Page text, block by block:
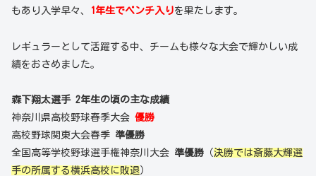
もあり入学早々、
1年生でベンチ入りを果たします。
レギュラーとして活躍する中、チームも様々な大会で輝かしい成
績をおさめました。
森下翔太選手 2年生の頃の主な成績
神奈川県高校野球春季大会 優勝
高校野球関東大会春季 準優勝
全国高等学校野球選手権神奈川大会 準優勝 （決勝では斎藤大輝選
手の所属する横浜高校に敗退）